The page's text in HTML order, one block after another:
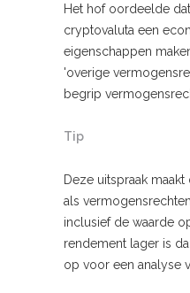
Het hof oordeelde
cryptovaluta een
eigenschappen
'overige
begrip
Tip
Deze uitspraak
als
inclusief de waarde
rendement lager is
op voor een analyse